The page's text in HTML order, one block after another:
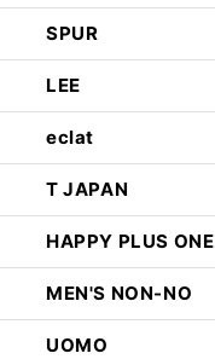
SPUR
LEE
eclat
T JAPAN
HAPPY PLUS ONE
MEN'S NON-NO
UOMO